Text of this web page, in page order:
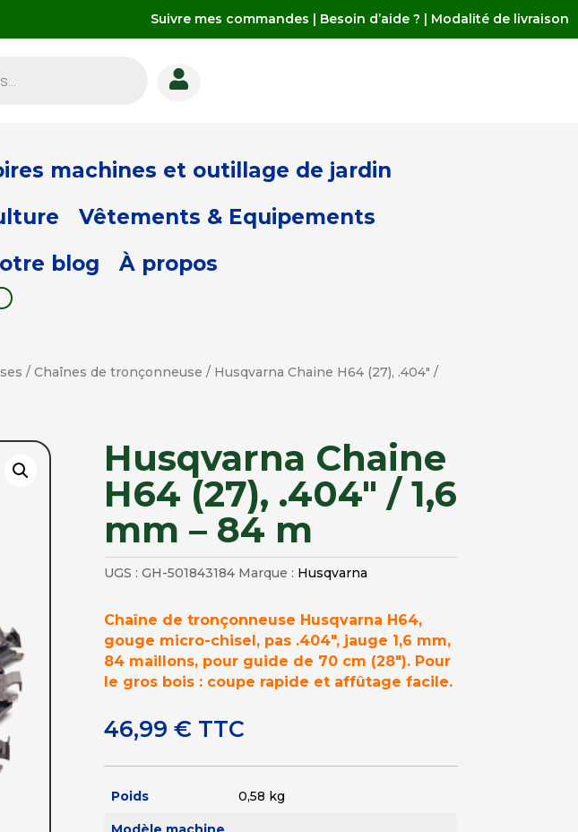
Suivre mes commandes | Besoin d’aide ? | Modalité de livraison

machines et outillage de jardin
Vêtements & Equipements
blog À propos
/Chaînes de tronçonneuse / Husqvarna Chaine H64 (27), .404″ /
Husqvarna Chaine
H64 (27), .404″ / 1,6
mm – 84 m
UGS : GH-501843184 Marque : Husqvarna
Chaîne de tronçonneuse Husqvarna H64,
gouge micro-chisel, pas .404″, jauge 1,6 mm,
84 maillons, pour guide de 70 cm (28″). Pour
le gros bois : coupe rapide et affûtage facile.
46,99 € TTC
Poids 0,58 kg